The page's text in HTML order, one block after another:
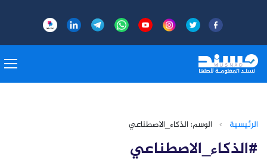
الرئيسية › الوسم: الذكاء_الاصطناعي
#الذكاء_الاصطناعي